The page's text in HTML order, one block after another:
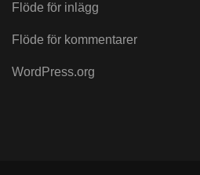
Flöde för inlägg
Flöde för kommentarer
WordPress.org